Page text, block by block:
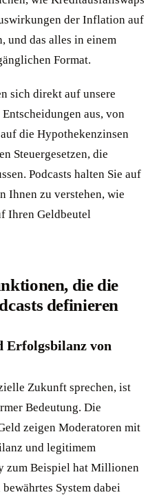
der Inflation auf
und das alles in einem
Format.
sich direkt auf unsere
aus, von
die Hypothekenzinsen
Steuergesetzen, die
Podcasts halten Sie auf
Ihnen zu verstehen, wie
Ihren Geldbeutel
die die
definieren
Erfolgsbilanz von
Zukunft sprechen, ist
Bedeutung. Die
zeigen Moderatoren mit
und legitimem
zum Beispiel hat Millionen
System dabei